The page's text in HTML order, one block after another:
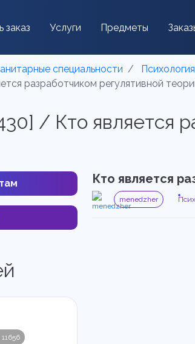
заказ Услуги Предметы
специальности
Психология
разработчиком регулятивной
/ Кто является
11656
Кто является
menedzher